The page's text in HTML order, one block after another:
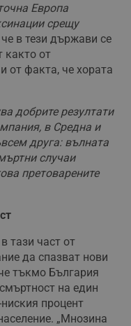
Европа
срещу
в тези държави се
както от
от факта, че хората
добрите резултати
в Средна и
друга: вълната
случаи
претоварените
тази част от
да спазват нови
тъкмо България
на един
процент
„Мнозина